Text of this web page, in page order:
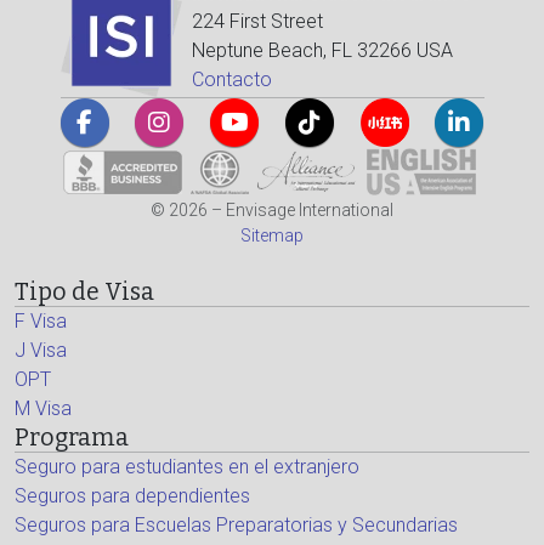
224 First Street
Neptune Beach, FL 32266 USA
Contacto
© 2026 – Envisage International
Sitemap
Tipo de Visa
F Visa
J Visa
OPT
M Visa
Programa
Seguro para estudiantes en el extranjero
Seguros para dependientes
Seguros para Escuelas Preparatorias y Secundarias